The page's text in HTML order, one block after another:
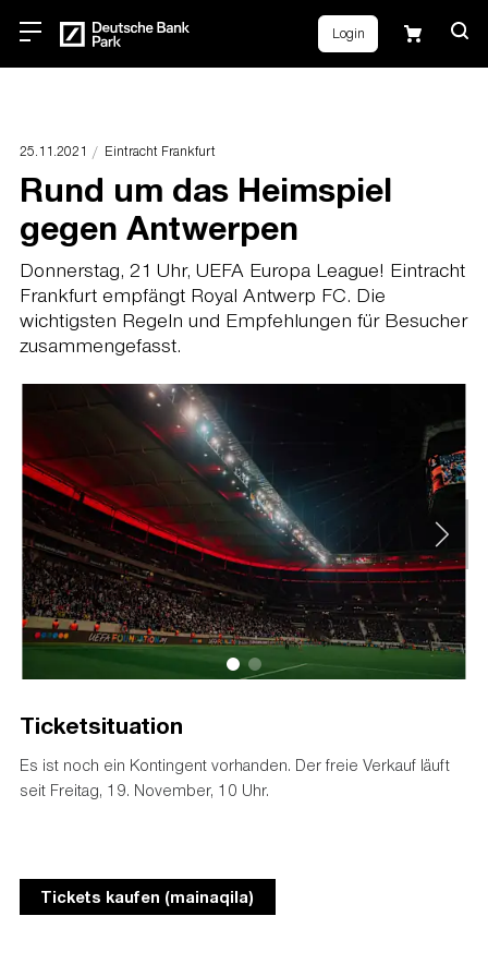
Login
25.11.2021 Eintracht Frankfurt
Rund um das Heimspiel
gegen Antwerpen
Donnerstag, 21 Uhr, UEFA Europa League! Eintracht
Frankfurt empfängt Royal Antwerp FC. Die
wichtigsten Regeln und Empfehlungen für Besucher
zusammengefasst.
Ticketsituation
Es ist noch ein Kontingent vorhanden. Der freie Verkauf läuft
seit Freitag, 19. November, 10 Uhr.
Tickets kaufen (mainaqila)